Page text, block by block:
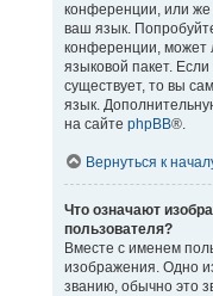
конференции, или же
ваш язык.
конференции, может
языковой пакет. Если
существует, то вы
язык.
на сайте phpBB®.
Вернуться к
Что означают
пользователя?
Вместе с именем
изображения. Одно
званию, обычно это